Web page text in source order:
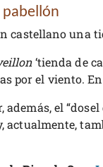
pabellón
una
‘tienda de
por el viento.
además, el